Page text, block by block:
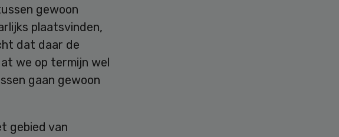
gewoon
plaatsvinden,
dat daar de
we op termijn wel
gaan gewoon
gebied van